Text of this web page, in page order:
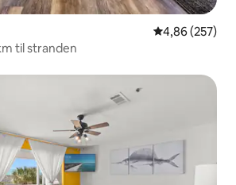
4,86 ud af 5 i
4,86 (257)
til stranden